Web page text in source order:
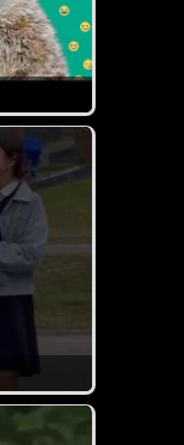
Tiervideos